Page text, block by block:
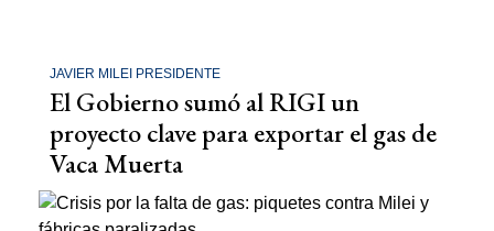
JAVIER MILEI PRESIDENTE
El Gobierno sumó al RIGI un
proyecto clave para exportar el gas de
Vaca Muerta